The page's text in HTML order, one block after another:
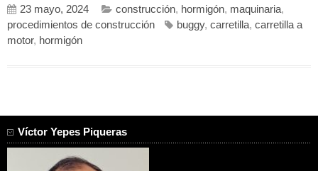
23 mayo, 2024 construcción, hormigón, maquinaria,
procedimientos de construcción
buggy, carretilla, carretilla a
motor, hormigón
Víctor Yepes Piqueras